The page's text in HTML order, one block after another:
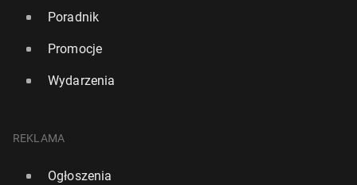
ście­nie
18 lipca, 09:30
Poradnik
Promocje
Wydarzenia
REKLAMA
Ogłoszenia